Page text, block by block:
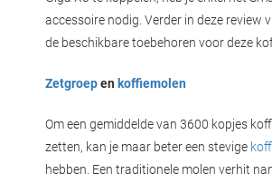
accessoire nodig. Verder in deze review
de beschikbare toebehoren voor deze
Zetgroepen koffiemolen
Om een gemiddelde van 3600 kopjes
zetten, kan je maar beter een stevige
hebben. Een traditionele molen verhit